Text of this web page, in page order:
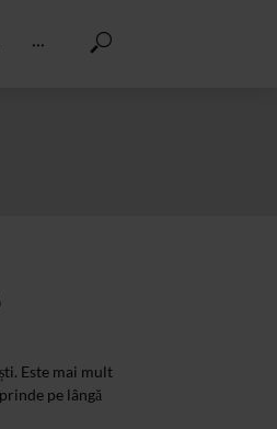
···
Este mai mult
pe lângă